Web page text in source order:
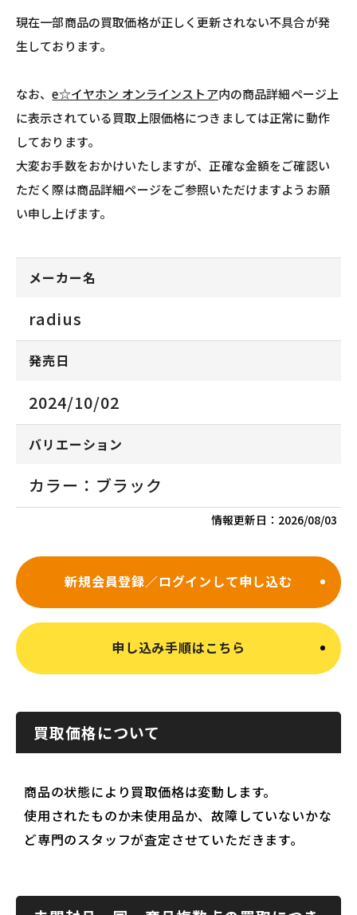
現在一部商品の買取価格が正しく更新されない不具合が発
生しております。
なお、e☆イヤホン オンラインストア内の商品詳細ページ上
に表示されている買取上限価格につきましては正常に動作
しております。
大変お手数をおかけいたしますが、正確な金額をご確認い
ただく際は商品詳細ページをご参照いただけますようお願
い申し上げます。
メーカー名
radius
発売日
2024/10/02
バリエーション
カラー：ブラック
情報更新日： 2026/08/03
新規会員登録／ログインして申し込む
申し込み手順はこちら
買取価格について
商品の状態により買取価格は変動します。
使用されたものか未使用品か、故障していないかな
ど専門のスタッフが査定させていただきます。